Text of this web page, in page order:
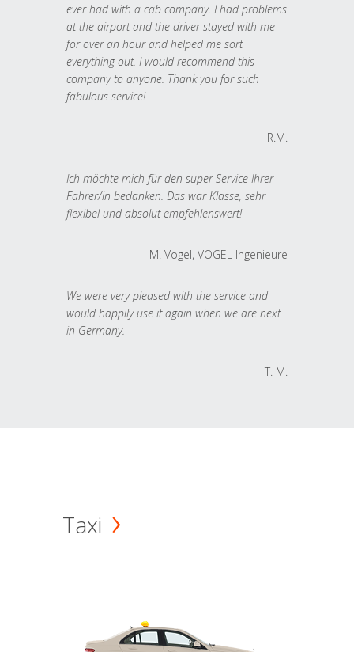
ever had with a cab company. I had problems
at the airport and the driver stayed with me
for over an hour and helped me sort
everything out. I would recommend this
company to anyone. Thank you for such
fabulous service!
R.M.
Ich möchte mich für den super Service Ihrer
Fahrer/in bedanken. Das war Klasse, sehr
flexibel und absolut empfehlenswert!
M. Vogel, VOGEL Ingenieure
We were very pleased with the service and
would happily use it again when we are next
in Germany.
T. M.
Taxi